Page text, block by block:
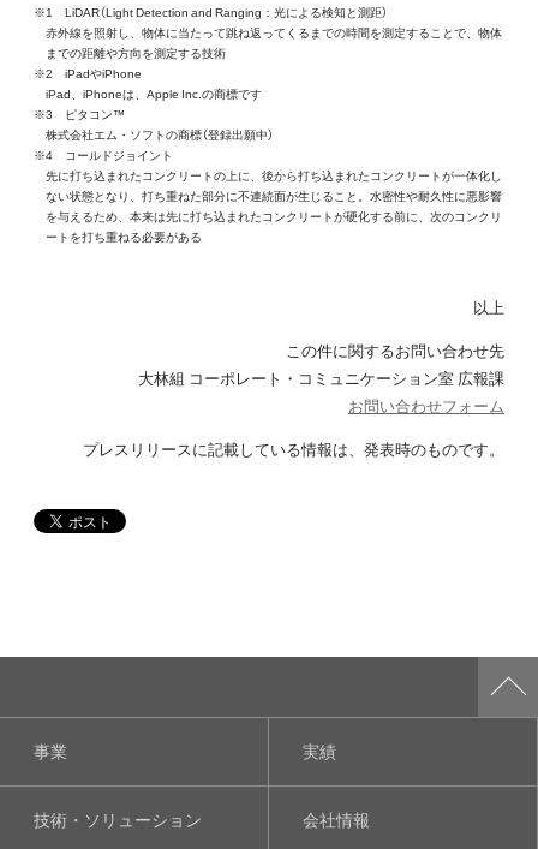
※1 LiDAR（Light Detection and Ranging：光による検知と測距）
赤外線を照射し、物体に当たって跳ね返ってくるまでの時間を測定することで、物体
までの距離や方向を測定する技術
※2 iPadやiPhone
iPad、iPhoneは、Apple Inc.の商標です
※3 ピタコン™
株式会社エム・ソフトの商標（登録出願中）
※4 コールドジョイント
先に打ち込まれたコンクリートの上に、後から打ち込まれたコンクリートが一体化し
ない状態となり、打ち重ねた部分に不連続面が生じること。水密性や耐久性に悪影響
を与えるため、本来は先に打ち込まれたコンクリートが硬化する前に、次のコンクリ
ートを打ち重ねる必要がある
以上
この件に関するお問い合わせ先
大林組 コーポレート・コミュニケーション室 広報課
お問い合わせフォーム
プレスリリースに記載している情報は、発表時のものです。
事業 実績
技術・ソリューション 会社情報